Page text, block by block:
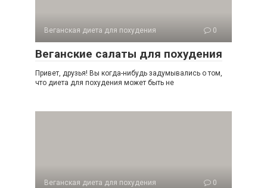
Веганская диета для похудения 0
Веганские салаты для похудения
Привет, друзья! Вы когда-нибудь задумывались о том,
что диета для похудения может быть не
Веганская диета для похудения 0